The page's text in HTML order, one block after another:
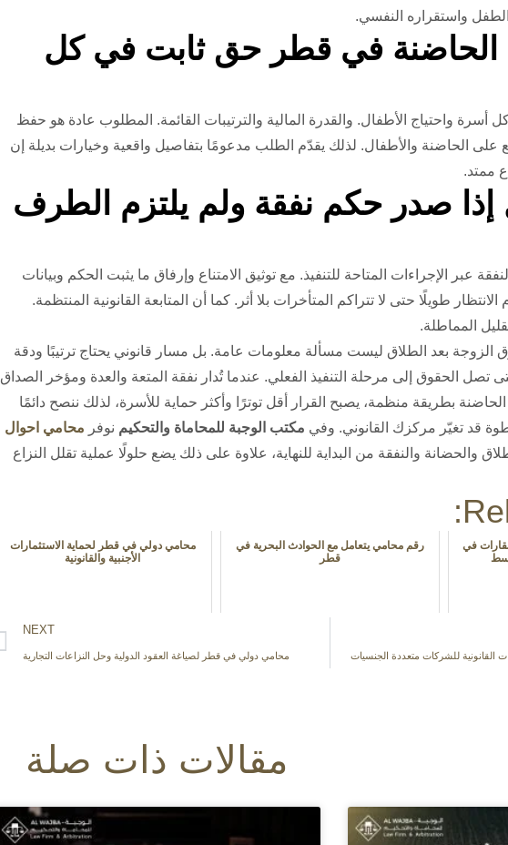
واستقراره النفسي.
في قطر حق ثابت في كل
أسرة واحتياج الأطفال. والقدرة المالية والترتيبات القائمة. المطلوب عادة هو حفظ
على الحاضنة والأطفال. لذلك يقدّم الطلب مدعومًا بتفاصيل واقعية وخيارات بديلة إن
ممتد.
إذا صدر حكم نفقة ولم يلتزم الطرف
عبر الإجراءات المتاحة للتنفيذ. مع توثيق الامتناع وإرفاق ما يثبت الحكم وبيانات
طويلًا حتى لا تتراكم المتأخرات بلا أثر. كما أن المتابعة القانونية المنتظمة.
المماطلة.
الزوجة بعد الطلاق ليست مسألة معلومات عامة. بل مسار قانوني يحتاج ترتيبًا ودقة
تصل الحقوق إلى مرحلة التنفيذ الفعلي. عندما تُدار نفقة المتعة والعدة ومؤخر الصداق
بطريقة منظمة، يصبح القرار أقل توترًا وأكثر حماية للأسرة، لذلك ننصح دائمًا
قد تغيّر مركزك القانوني. وفي مكتب الوجبة للمحاماة والتحكيم نوفر محامي احوال
والحضانة والنفقة من البداية للنهاية، علاوة على ذلك يضع حلولًا عملية تقلل النزاع
في
رقم محامي يتعامل مع الحوادث البحرية في
قطر
محامي دولي في قطر لحماية الاستثمارات
الأجنبية والقانونية
للشركات متعددة الجنسيات
NEXT
محامي دولي في قطر لصياغة العقود الدولية وحل النزاعات التجارية
مقالات ذات صلة